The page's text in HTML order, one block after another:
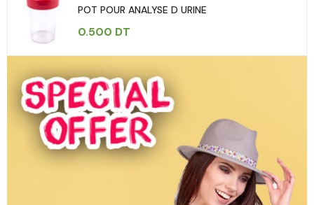
POT POUR ANALYSE D URINE
0.500 DT